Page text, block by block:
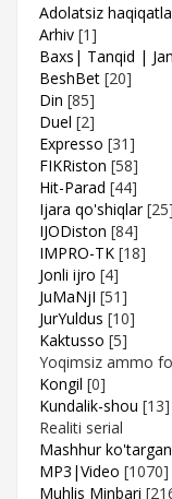
Adolatsiz
Arhiv [1]
Baxs| Tanqid |
BeshBet [20]
Din [85]
Duel [2]
Expresso [31]
FIKRiston [58]
Hit-Parad [44]
Ijara qo'shiqlar [25]
IJODiston [84]
IMPRO-TK [18]
Jonli ijro [4]
JuMaNjI [51]
JurYuldus [10]
Kaktusso [5]
Yoqimsiz ammo
Kongil [0]
Kundalik-shou [13]
Realiti serial
Mashhur
MP3|Video [1070]
Muhlis Minbari